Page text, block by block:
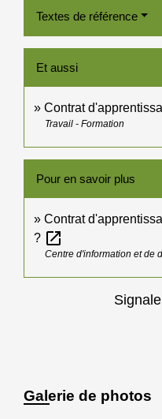
Textes de référence
Et aussi
Contrat
Travail - Formation
Pour en savoir plus
Contrat
? open_in_new
Centre d'information et de
Galerie de photos